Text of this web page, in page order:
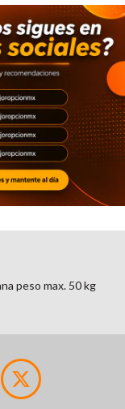
peso max. 50 kg